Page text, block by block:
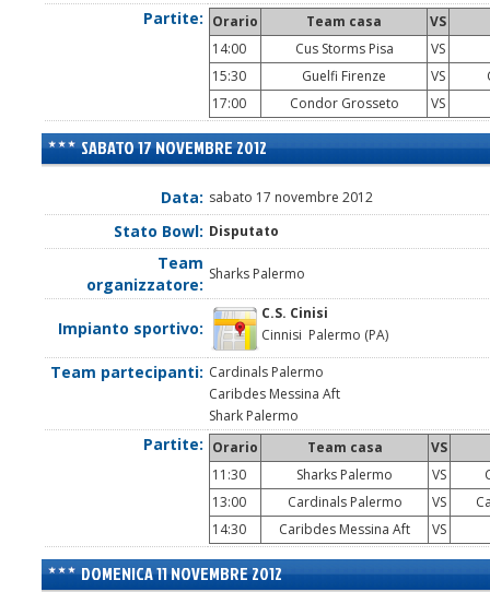
Partite: Orario Team casa
VS
14:00
Cus Storms Pisa
VS
15:30
Guelfi Firenze VS
17:00
Condor Grosseto VS
SABATO 17 NOVEMBRE 2012
Data: sabato 17 novembre 2012
Stato Bowl: Disputato
Team
organizzatore:
Sharks Palermo
Impianto sportivo:
C.S. Cinisi
Cinnisi Palermo (PA)
Team partecipanti: Cardinals Palermo
Caribdes Messina Aft
Shark Palermo
Partite: Orario Team casa
VS
11:30
Sharks Palermo VS
13:00
Cardinals Palermo VS
14:30
Caribdes Messina Aft VS
DOMENICA 11 NOVEMBRE 2012